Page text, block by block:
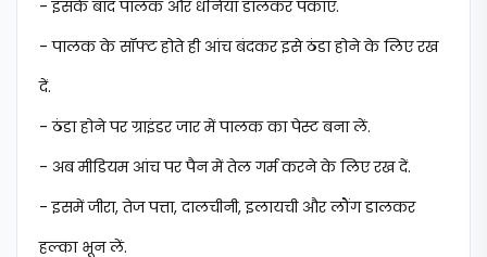
- इसके बाद पालक और धनिया डालकर पकाएं.
- पालक के सॉफ्ट होते ही आंच बंदकर इसे ठंडा होने के लिए रख
दें.
- ठंडा होने पर ग्राइंडर जार में पालक का पेस्ट बना लें.
- अब मीडियम आंच पर पैन में तेल गर्म करने के लिए रख दें.
- इसमें जीरा, तेज पत्ता, दालचीनी, इलायची और लौंग डालकर
हल्का भून लें.